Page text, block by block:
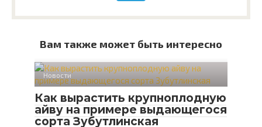
Вам также может быть интересно
Новости
Как вырастить крупноплодную
айву на примере выдающегося
сорта Зубутлинская